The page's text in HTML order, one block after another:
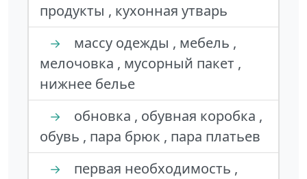
продукты , кухонная утварь
→
массу одежды , мебель ,
мелочовка , мусорный пакет ,
нижнее белье
→
обновка , обувная коробка ,
обувь , пара брюк , пара платьев
→
первая необходимость ,